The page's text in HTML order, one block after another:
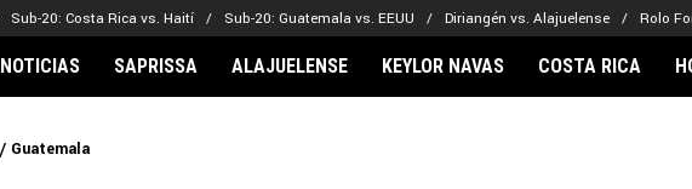
Sub-20: Costa Rica vs. Haití Sub-20: Guatemala vs. EEUU Diriangén vs. Alajuelense Rolo
SAPRISSA ALAJUELENSE KEYLOR NAVAS COSTA RICA
Guatemala